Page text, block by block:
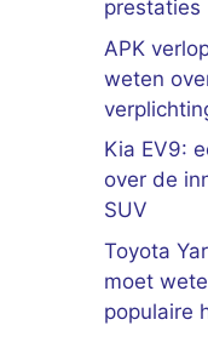
prestaties
APK
weten
Kia EV9:
over de
SUV
Toyota
moet
populaire